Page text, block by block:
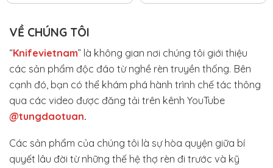
VỀ CHÚNG TÔI
“Knifevietnam” là không gian nơi chúng tôi giới thiệu
các sản phẩm độc đáo từ nghề rèn truyền thống. Bên
cạnh đó, bạn có thể khám phá hành trình chế tác thông
qua các video được đăng tải trên kênh YouTube
@tungdaotuan.
Các sản phẩm của chúng tôi là sự hòa quyện giữa bí
quyết lâu đời từ những thế hệ thợ rèn đi trước và kỹ